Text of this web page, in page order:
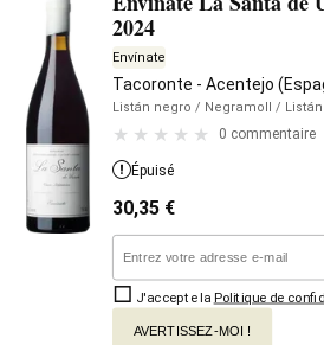
2024
Envínate
Tacoronte - Acentejo
Listán negro / Negramoll /
0 commentaire
Épuisé
30,35 €
J'accepte la Politique de
AVERTISSEZ-MOI !